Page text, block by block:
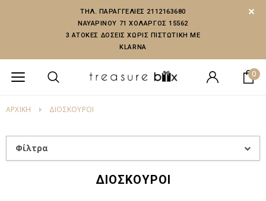
ΤΗΛ. ΠΑΡΑΓΓΕΛΙΕΣ 2112163680
ΝΑΥΑΡΙΝΟΥ 71 ΧΟΛΑΡΓΟΣ 15562
3 ΑΤΟΚΕΣ ΔΟΣΕΙΣ ΧΩΡΙΣ ΠΙΣΤΩΤΙΚΗ ΜΕ
KLARNA
0
ΑΡΧΙΚΗ ΔΙΟΣΚΟΥΡΟΙ
Φίλτρα
ΔΙΟΣΚΟΥΡΟΙ